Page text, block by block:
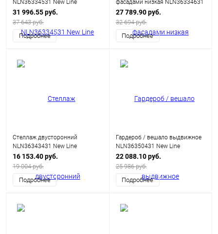
NLN36334531 New Line
31 996.55 руб.
37 643 руб.
Подробнее
фасадами низкая NLN36334631
New Line
27 789.90 руб.
32 694 руб.
Подробнее
Стеллаж двусторонний
NLN36343431 New Line
16 153.40 руб.
19 004 руб.
Подробнее
Гардероб / вешало выдвижное
NLN36350431 New Line
22 088.10 руб.
25 986 руб.
Подробнее